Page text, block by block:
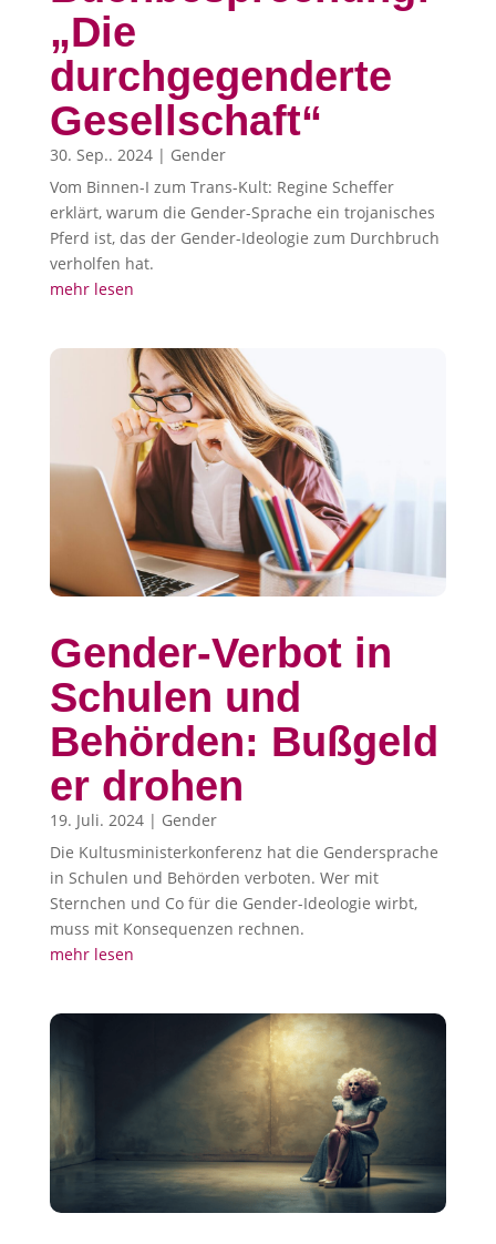
„Die
durchgegenderte
Gesellschaft“
30. Sep.. 2024| Gender
Vom Binnen-I zum Trans-Kult: Regine Scheffer
erklärt, warum die Gender-Sprache ein trojanisches
Pferd ist, das der Gender-Ideologie zum Durchbruch
verholfen hat.
mehr lesen
Gender-Verbot in
Schulen und
Behörden: Bußgeld
er drohen
19. Juli. 2024| Gender
Die Kultusministerkonferenz hat die Gendersprache
in Schulen und Behörden verboten. Wer mit
Sternchen und Co für die Gender-Ideologie wirbt,
muss mit Konsequenzen rechnen.
mehr lesen